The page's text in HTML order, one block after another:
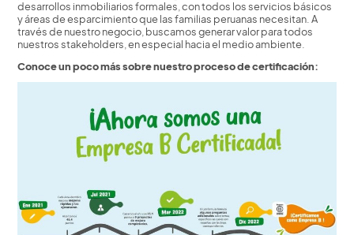
desarrollos inmobiliarios formales, con todos los servicios básicos
y áreas de esparcimiento que las familias peruanas necesitan. A
través de nuestro negocio, buscamos generar valor para todos
nuestros stakeholders, en especial hacia el medio ambiente.
Conoce un poco más sobre nuestro proceso de certificación: